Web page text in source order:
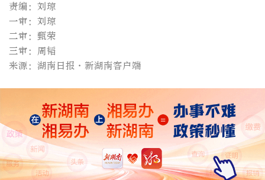
责编：刘琼
一审：刘琼
二审：甄荣
三审：周韬
来源：湖南日报·新湖南客户端